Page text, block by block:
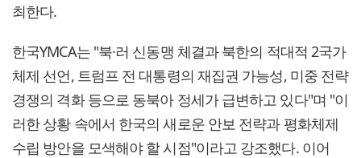
최한다.
한국YMCA는 "북·러 신동맹 체결과 북한의 적대적 2국가
체제 선언, 트럼프 전 대통령의 재집권 가능성, 미중 전략
경쟁의 격화 등으로 동북아 정세가 급변하고 있다"며 "이
러한 상황 속에서 한국의 새로운 안보 전략과 평화체제
수립 방안을 모색해야 할 시점"이라고 강조했다. 이어